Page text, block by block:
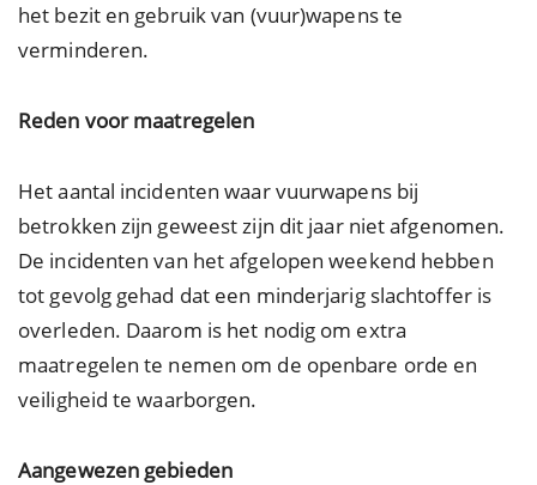
het bezit en gebruik van (vuur)wapens te
verminderen.
Reden voor maatregelen
Het aantal incidenten waar vuurwapens bij
betrokken zijn geweest zijn dit jaar niet afgenomen.
De incidenten van het afgelopen weekend hebben
tot gevolg gehad dat een minderjarig slachtoffer is
overleden. Daarom is het nodig om extra
maatregelen te nemen om de openbare orde en
veiligheid te waarborgen.
Aangewezen gebieden